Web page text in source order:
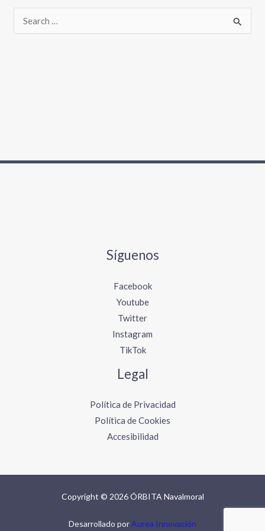
Síguenos
Facebook
Youtube
Twitter
Instagram
TikTok
Legal
Política de Privacidad
Política de Cookies
Accesibilidad
Copyright © 2026 ÓRBITA Navalmoral
Desarrollado porAurea Innovación